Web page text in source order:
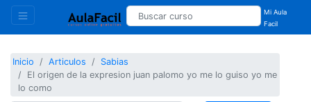
Mi Aula
Facil
Inicio Articulos
Sabias
El origen de la expresion juan palomo yo me lo guiso yo me
lo como